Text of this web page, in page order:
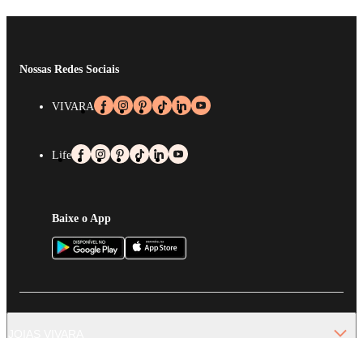
Nossas Redes Sociais
VIVARA
Life
Baixe o App